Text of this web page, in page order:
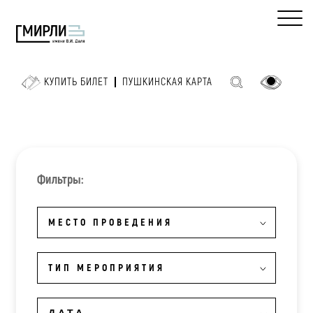
КУПИТЬ БИЛЕТ ПУШКИНСКАЯ КАРТА
Фильтры:
МЕСТО ПРОВЕДЕНИЯ
ТИП МЕРОПРИЯТИЯ